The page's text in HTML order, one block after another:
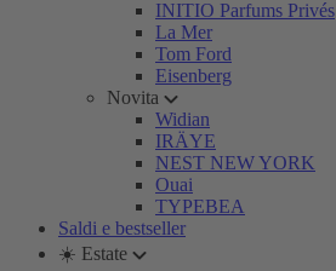
INITIO Parfums Privés
La Mer
Tom Ford
Eisenberg
Novita
Widian
IRÄYE
NEST NEW YORK
Ouai
TYPEBEA
Saldi e bestseller
☀️ Estate